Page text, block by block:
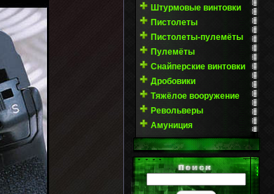
Штурмовые винтовки
Пистолеты
Пистолеты-пулемёты
Пулемёты
Снайперские винтовки
Дробовики
Тяжёлое вооружение
Револьверы
Амуниция